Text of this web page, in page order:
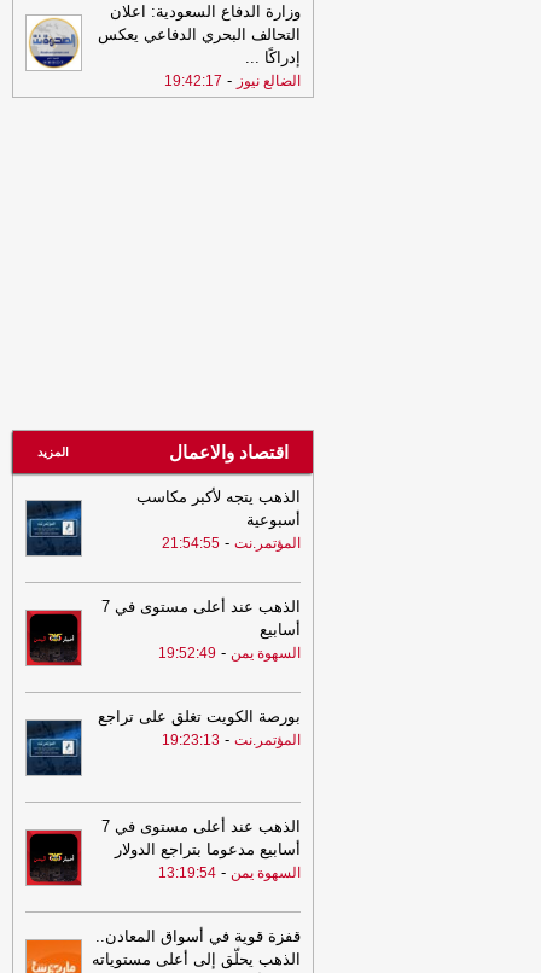
المملكة من جبهتين-مأرب برس
20:16
استشهاد 300 طفل منذ وقف النار
في غزة
وزارة الدفاع السعودية: اعلان
التحالف البحري الدفاعي يعكس
إدراكًا ...
الضالع نيوز -
19:42:17
اقتصاد والاعمال المزيد
الذهب يتجه لأكبر مكاسب
أسبوعية
المؤتمر.نت -
21:54:55
الذهب عند أعلى مستوى في 7
أسابيع
السهوة يمن -
19:52:49
بورصة الكويت تغلق على تراجع
المؤتمر.نت -
19:23:13
الذهب عند أعلى مستوى في 7
أسابيع مدعوما بتراجع الدولار
السهوة يمن -
13:19:54
قفزة قوية في أسواق المعادن..
الذهب يحلّق إلى أعلى مستوياته